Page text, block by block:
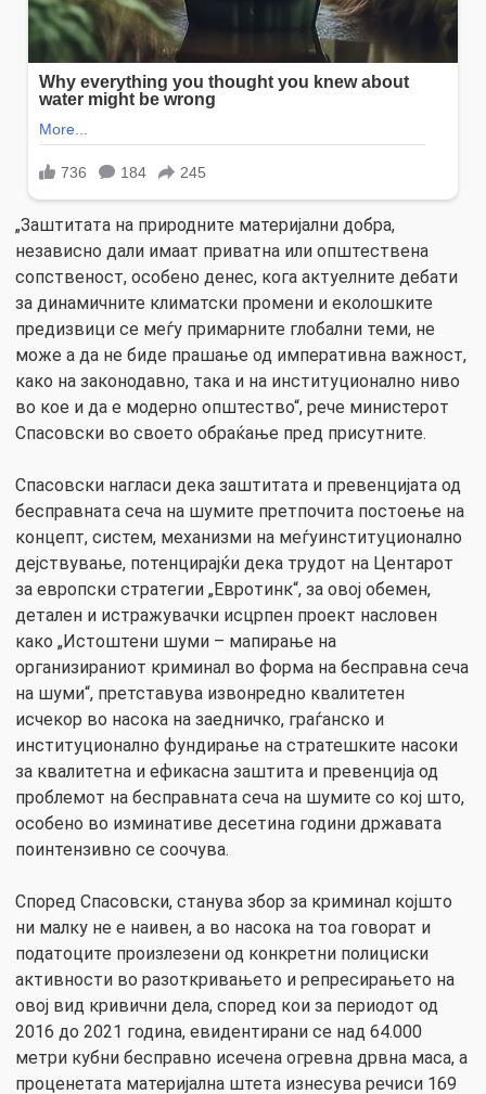
„Заштитата на природните материјални добра,
независно дали имаат приватна или општествена
сопственост, особено денес, кога актуелните дебати
за динамичните климатски промени и еколошките
предизвици се меѓу примарните глобални теми, не
може а да не биде прашање од императивна важност,
како на законодавно, така и на институционално ниво
во кое и да е модерно општество“, рече министерот
Спасовски во своето обраќање пред присутните.
Спасовски нагласи дека заштитата и превенцијата од
бесправната сеча на шумите претпочита постоење на
концепт, систем, механизми на меѓуинституционално
дејствување, потенцирајќи дека трудот на Центарот
за европски стратегии „Евротинк“, за овој обемен,
детален и истражувачки исцрпен проект насловен
како „Истоштени шуми – мапирање на
организираниот криминал во форма на бесправна сеча
на шуми“, претставува извонредно квалитетен
исчекор во насока на заедничко, граѓанско и
институционално фундирање на стратешките насоки
за квалитетна и ефикасна заштита и превенција од
проблемот на бесправната сеча на шумите со кој што,
особено во изминативе десетина години државата
поинтензивно се соочува.
Според Спасовски, станува збор за криминал којшто
ни малку не е наивен, а во насока на тоа говорат и
податоците произлезени од конкретни полициски
активности во разоткривањето и репресирањето на
овој вид кривични дела, според кои за периодот од
2016 до 2021 година, евидентирани се над 64.000
метри кубни бесправно исечена огревна дрвна маса, а
проценетата материјална штета изнесува речиси 169